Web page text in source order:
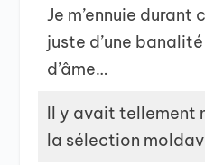
Je m’ennuie durant
juste d’une
d’âme…
Il y avait tellement
la sélection